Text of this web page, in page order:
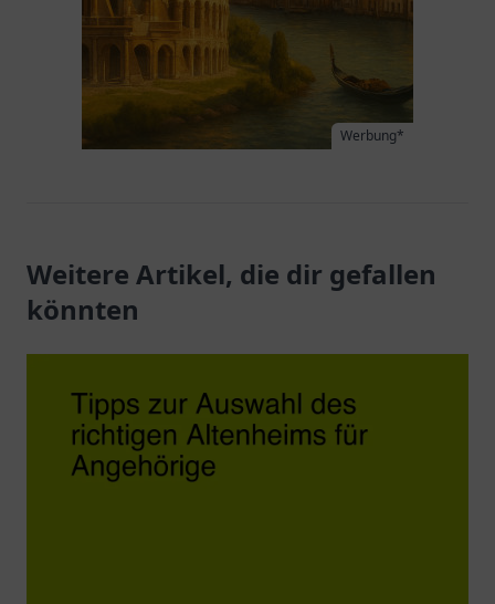
Werbung*
Weitere Artikel, die dir gefallen
könnten